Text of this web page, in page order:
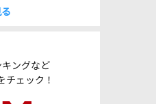
キングなど
チェック！